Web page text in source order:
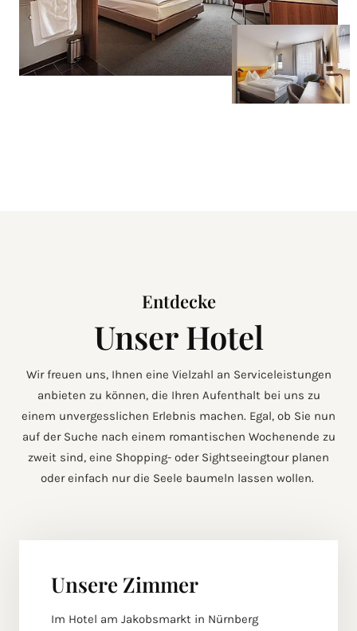
Entdecke
Unser Hotel
Wir freuen uns, Ihnen eine Vielzahl an Serviceleistungen
anbieten zu können, die Ihren Aufenthalt bei uns zu
einem unvergesslichen Erlebnis machen. Egal, ob Sie nun
auf der Suche nach einem romantischen Wochenende zu
zweit sind, eine Shopping- oder Sightseeingtour planen
oder einfach nur die Seele baumeln lassen wollen.
Unsere Zimmer
Im Hotel am Jakobsmarkt in Nürnberg